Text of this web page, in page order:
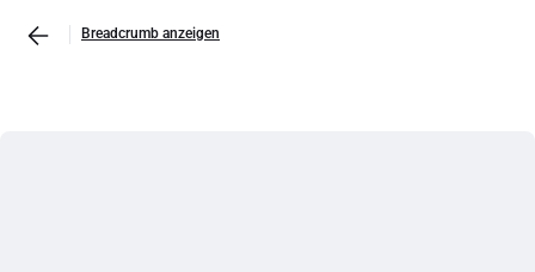
Breadcrumb anzeigen